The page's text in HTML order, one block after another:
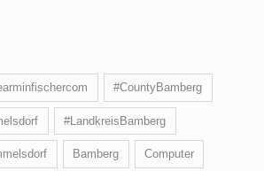
#CountyBamberg
#LandkreisBamberg
Bamberg Computer